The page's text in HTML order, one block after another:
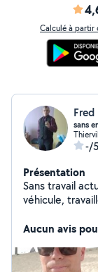
Calculé à partir
Fred
sans
-/5
Présentation
Sans travail
Aucun avis